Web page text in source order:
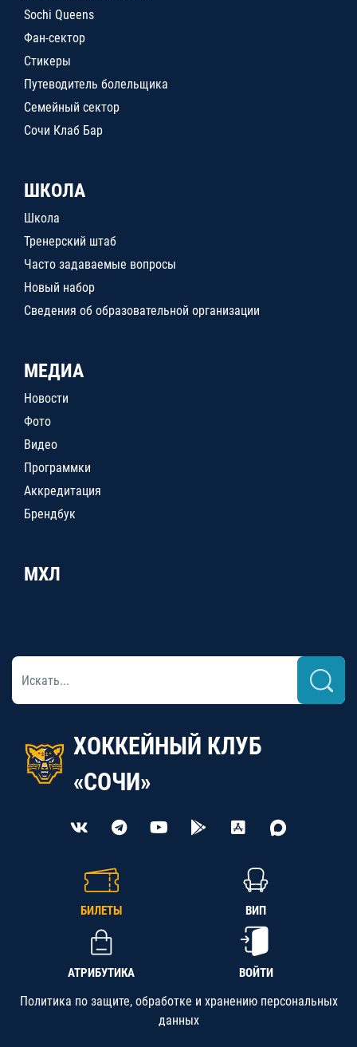
Sochi Queens
Фан-сектор
Стикеры
Путеводитель болельщика
Семейный сектор
Сочи Клаб Бар
ШКОЛА
Школа
Тренерский штаб
Часто задаваемые вопросы
Новый набор
Сведения об образовательной организации
МЕДИА
Новости
Фото
Видео
Программки
Аккредитация
Брендбук
МХЛ
ХОККЕЙНЫЙ КЛУБ
«СОЧИ»
БИЛЕТЫ ВИП
АТРИБУТИКА ВОЙТИ
Политика по защите, обработке и хранению персональных
данных